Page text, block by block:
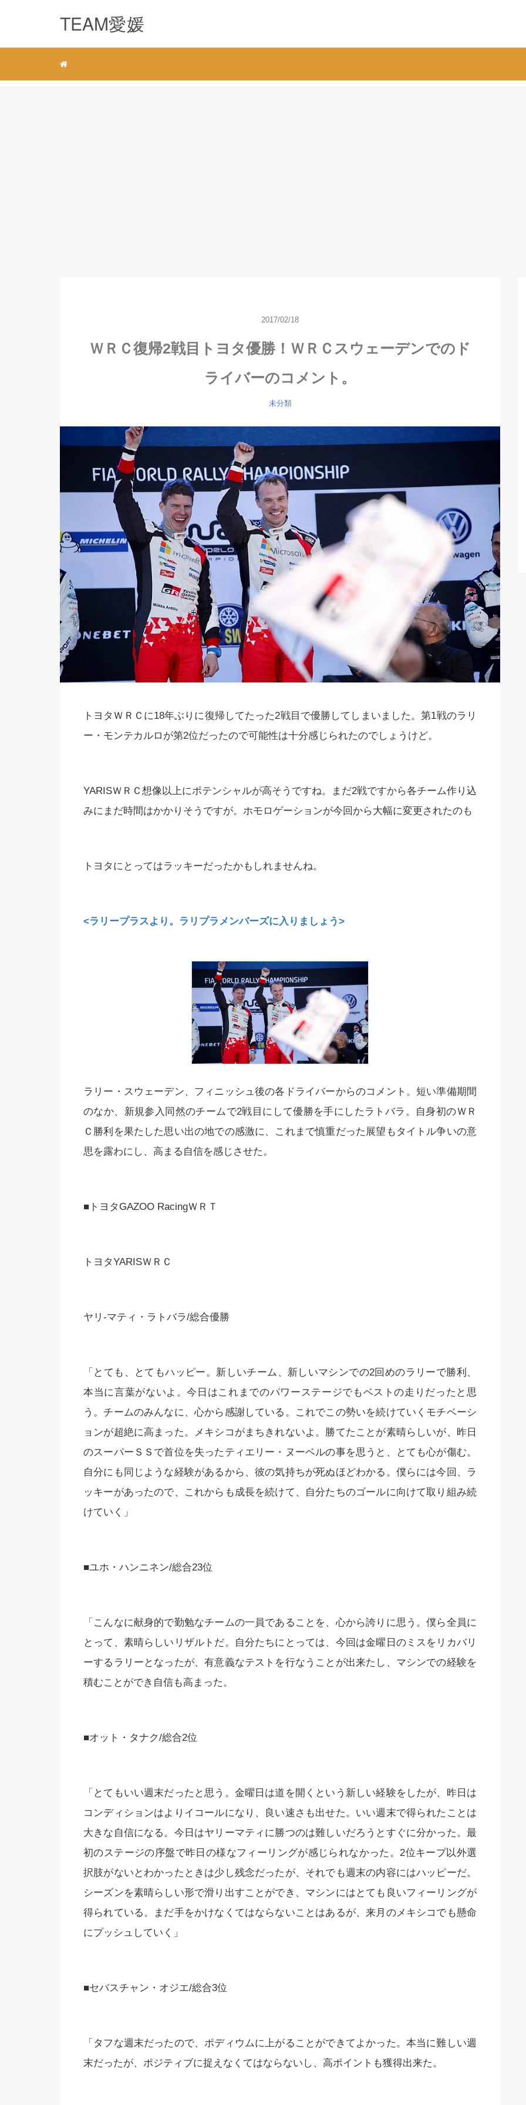
TEAM愛媛
2017/02/18
ＷＲＣ復帰2戦目トヨタ優勝！ＷＲＣスウェーデンでのド
ライバーのコメント。
未分類
トヨタＷＲＣに18年ぶりに復帰してたった2戦目で優勝してしまいました。第1戦のラリ
ー・モンテカルロが第2位だったので可能性は十分感じられたのでしょうけど。
YARISＷＲＣ想像以上にポテンシャルが高そうですね。まだ2戦ですから各チーム作り込
みにまだ時間はかかりそうですが。ホモロゲーションが今回から大幅に変更されたのも
トヨタにとってはラッキーだったかもしれませんね。
<ラリープラスより。ラリプラメンバーズに入りましょう>
ラリー・スウェーデン、フィニッシュ後の各ドライバーからのコメント。短い準備期間
のなか、新規参入同然のチームで2戦目にして優勝を手にしたラトバラ。自身初のＷＲ
Ｃ勝利を果たした思い出の地での感激に、これまで慎重だった展望もタイトル争いの意
思を露わにし、高まる自信を感じさせた。
■トヨタGAZOO RacingＷＲＴ
トヨタYARISＷＲＣ
ヤリ-マティ・ラトバラ/総合優勝
「とても、とてもハッピー。新しいチーム、新しいマシンでの2回めのラリーで勝利、
本当に言葉がないよ。今日はこれまでのパワーステージでもベストの走りだったと思
う。チームのみんなに、心から感謝している。これでこの勢いを続けていくモチベーシ
ョンが超絶に高まった。メキシコがまちきれないよ。勝てたことが素晴らしいが、昨日
のスーパーＳＳで首位を失ったティエリー・ヌーベルの事を思うと、とても心が傷む。
自分にも同じような経験があるから、彼の気持ちが死ぬほどわかる。僕らには今回、ラ
ッキーがあったので、これからも成長を続けて、自分たちのゴールに向けて取り組み続
けていく」
■ユホ・ハンニネン/総合23位
「こんなに献身的で勤勉なチームの一員であることを、心から誇りに思う。僕ら全員に
とって、素晴らしいリザルトだ。自分たちにとっては、今回は金曜日のミスをリカバリ
ーするラリーとなったが、有意義なテストを行なうことが出来たし、マシンでの経験を
積むことができ自信も高まった。
■オット・タナク/総合2位
「とてもいい週末だったと思う。金曜日は道を開くという新しい経験をしたが、昨日は
コンディションはよりイコールになり、良い速さも出せた。いい週末で得られたことは
大きな自信になる。今日はヤリーマティに勝つのは難しいだろうとすぐに分かった。最
初のステージの序盤で昨日の様なフィーリングが感じられなかった。2位キープ以外選
択肢がないとわかったときは少し残念だったが、それでも週末の内容にはハッピーだ。
シーズンを素晴らしい形で滑り出すことができ、マシンにはとても良いフィーリングが
得られている。まだ手をかけなくてはならないことはあるが、来月のメキシコでも懸命
にプッシュしていく」
■セバスチャン・オジエ/総合3位
「タフな週末だったので、ポディウムに上がることができてよかった。本当に難しい週
末だったが、ポジティブに捉えなくてはならないし、高ポイントも獲得出来た。